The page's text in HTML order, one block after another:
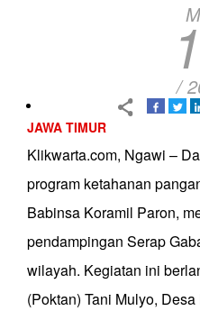
/
JAWA TIMUR
Klikwarta.com, Ngawi –
program ketahanan
Babinsa Koramil Paron,
pendampingan Serap
wilayah. Kegiatan ini
(Poktan) Tani Mulyo,